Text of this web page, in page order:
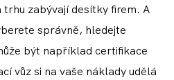
trhu zabývají desítky firem. A
správně, hledejte
být například certifikace
vůz si na vaše náklady udělá